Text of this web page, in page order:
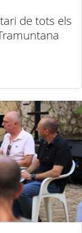
de tots els